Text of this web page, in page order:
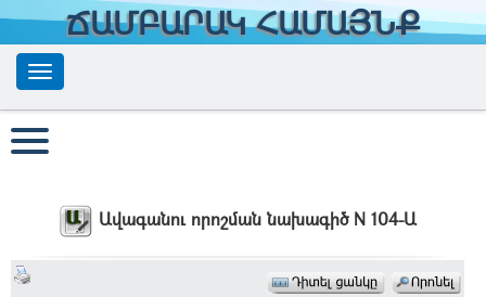
ՃԱՄԲԱՐԱԿ ՀԱՄԱՅՆՔ
Ավագանու որոշման նախագիծ N 104-Ա